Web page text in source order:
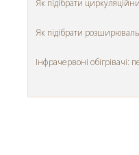
Як підібрати
Як підібрати
Інфрачервоні обігрівачі: